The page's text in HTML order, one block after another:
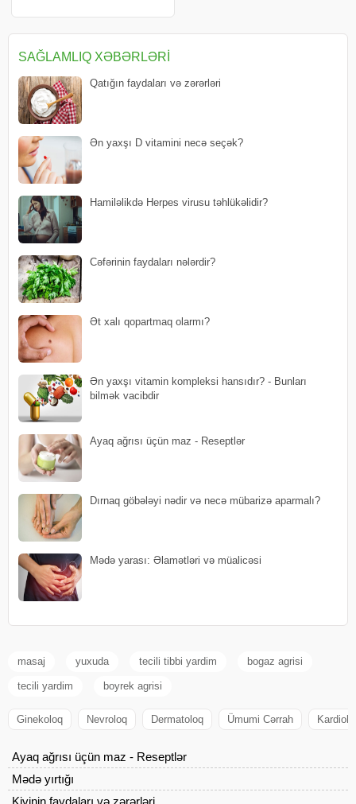
böyüklərdə gündə təxminən 50-
100 ədəd tük tökülməsi norma
SAĞLAMLIQ XƏBƏRLƏRI
Qatığın faydaları və zərərləri
Ən yaxşı D vitamini necə seçək?
Hamiləlikdə Herpes virusu təhlükəlidir?
Cəfərinin faydaları nələrdir?
Ət xalı qopartmaq olarmı?
Ən yaxşı vitamin kompleksi hansıdır? - Bunları
bilmək vacibdir
Ayaq ağrısı üçün maz - Reseptlər
Dırnaq göbələyi nədir və necə mübarizə aparmalı?
Mədə yarası: Əlamətləri və müalicəsi
masaj yuxuda tecili tibbi yardim bogaz agrisi
tecili yardim boyrek agrisi
Ginekoloq Nevroloq Dermatoloq Ümumi Cərrah
Ayaq ağrısı üçün maz - Reseptlər
Mədə yırtığı